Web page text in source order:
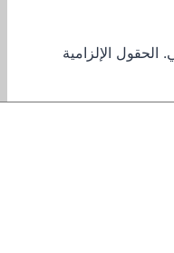
الحقول الإلزامية